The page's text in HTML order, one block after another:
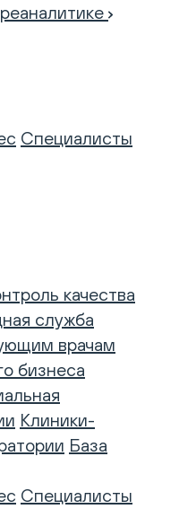
Специалисты
качества
служба
врачам
бизнеса
Клиники-
База
Специалисты